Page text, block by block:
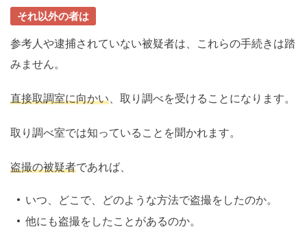
それ以外の者は
参考人や逮捕されていない被疑者は、これらの手続きは踏
みません。
直接取調室に向かい 、取り調べを受けることになります。
取り調べ室では知っていることを聞かれます。
盗撮の被疑者であれば、
いつ、どこで、どのような方法で盗撮をしたのか。
他にも盗撮をしたことがあるのか。